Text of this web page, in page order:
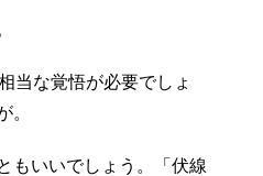
当な覚悟が必要でしょ
。
もいいでしょう。「伏線